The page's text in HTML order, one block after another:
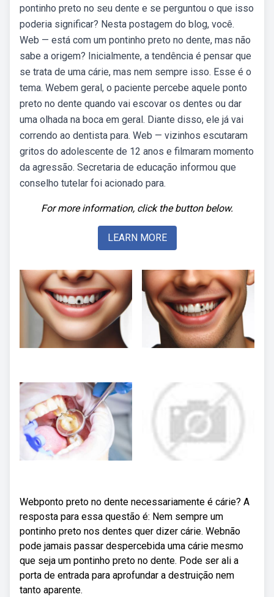
pontinho preto no seu dente e se perguntou o que isso
poderia significar? Nesta postagem do blog, você.
Web — está com um pontinho preto no dente, mas não
sabe a origem? Inicialmente, a tendência é pensar que
se trata de uma cárie, mas nem sempre isso. Esse é o
tema. Webem geral, o paciente percebe aquele ponto
preto no dente quando vai escovar os dentes ou dar
uma olhada na boca em geral. Diante disso, ele já vai
correndo ao dentista para. Web — vizinhos escutaram
gritos do adolescente de 12 anos e filmaram momento
da agressão. Secretaria de educação informou que
conselho tutelar foi acionado para.
For more information, click the button below.
LEARN MORE
Webponto preto no dente necessariamente é cárie? A
resposta para essa questão é: Nem sempre um
pontinho preto nos dentes quer dizer cárie. Webnão
pode jamais passar despercebida uma cárie mesmo
que seja um pontinho preto no dente. Pode ser ali a
porta de entrada para aprofundar a destruição nem
tanto aparente.